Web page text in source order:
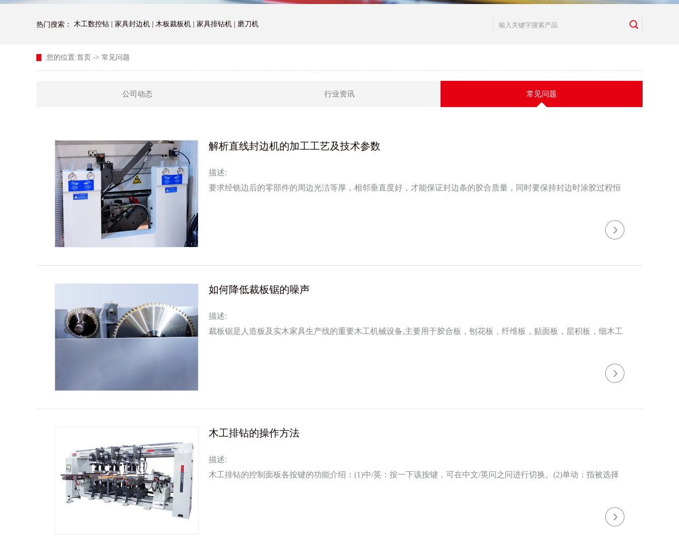
热门搜索： 木工数控钻 家具封边机 木板裁板机 家具排钻机 磨刀机
您的位置:首页 -> 常见问题
公司动态 行业资讯 常见问题
解析直线封边机的加工工艺及技术参数
描述:
要求经铣边后的零部件的周边光洁等厚，相邻垂直度好，才能保证封边条的胶合质量，同时要保持封边时涂胶过程恒
如何降低裁板锯的噪声
描述:
裁板锯是人造板及实木家具生产线的重要木工机械设备,主要用于胶合板，刨花板，纤维板，贴面板，层积板，细木工
木工排钻的操作方法
描述:
木工排钻的控制面板各按键的功能介绍：(1)中/英：按一下该按键，可在中文/英问之问进行切换。(2)单动：指被选择